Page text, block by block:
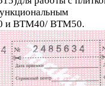
и BTM40/ BTM50.